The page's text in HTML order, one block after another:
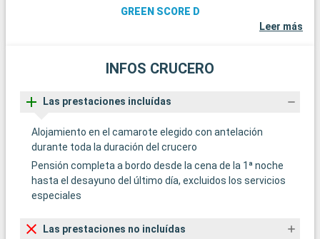
GREEN SCORE D
Leer más
INFOS CRUCERO
Las prestaciones incluídas
Alojamiento en el camarote elegido con antelación
durante toda la duración del crucero
Pensión completa a bordo desde la cena de la 1ª noche
hasta el desayuno del último día, excluidos los servicios
especiales
Las prestaciones no incluídas